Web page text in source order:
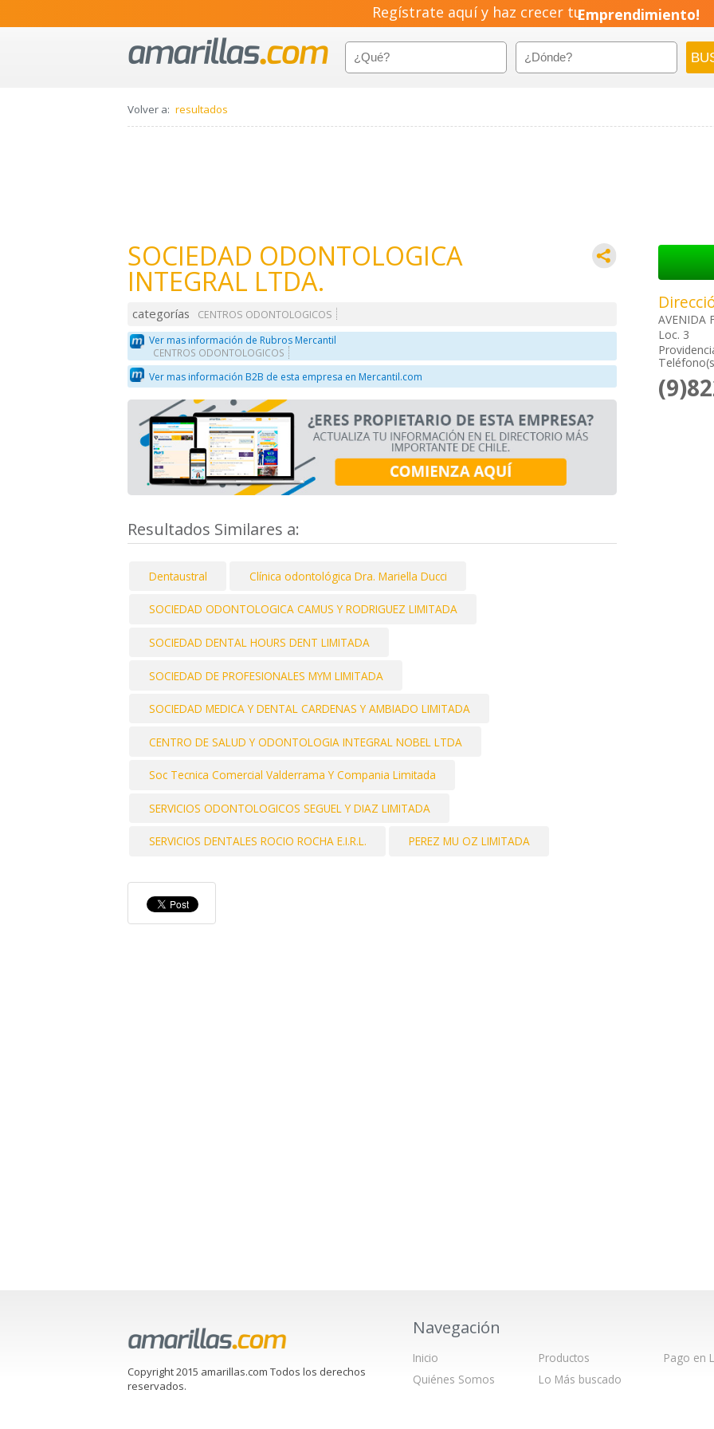
Regístrate aquí y haz crecer tuEmprendimiento!
Volver a: resultados
SOCIEDAD ODONTOLOGICA
INTEGRAL LTDA.
categorías
CENTROS ODONTOLOGICOS
Ver mas información de Rubros Mercantil
CENTROS ODONTOLOGICOS
Ver mas información B2B de esta empresa en Mercantil.com
Resultados Similares a:
Dentaustral Clínica odontológica Dra. Mariella Ducci
SOCIEDAD ODONTOLOGICA CAMUS Y RODRIGUEZ LIMITADA
SOCIEDAD DENTAL HOURS DENT LIMITADA
SOCIEDAD DE PROFESIONALES MYM LIMITADA
SOCIEDAD MEDICA Y DENTAL CARDENAS Y AMBIADO LIMITADA
CENTRO DE SALUD Y ODONTOLOGIA INTEGRAL NOBEL LTDA
Soc Tecnica Comercial Valderrama Y Compania Limitada
SERVICIOS ODONTOLOGICOS SEGUEL Y DIAZ LIMITADA
SERVICIOS DENTALES ROCIO ROCHA E.I.R.L. PEREZ MU OZ LIMITADA
AVENIDA
Loc. 3
Copyright 2015 amarillas.com Todos los derechos
reservados.
Navegación
Inicio
Quiénes Somos
Productos
Lo Más buscado
Pago en